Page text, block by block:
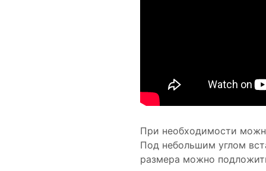
При необходимости
Под небольшим углом
размера можно